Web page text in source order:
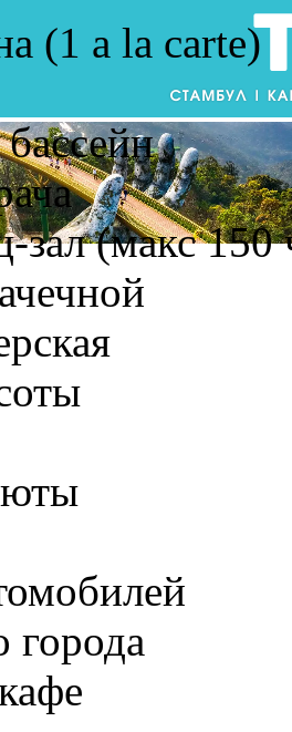
(1 a la carte)
зал (макс 150
города